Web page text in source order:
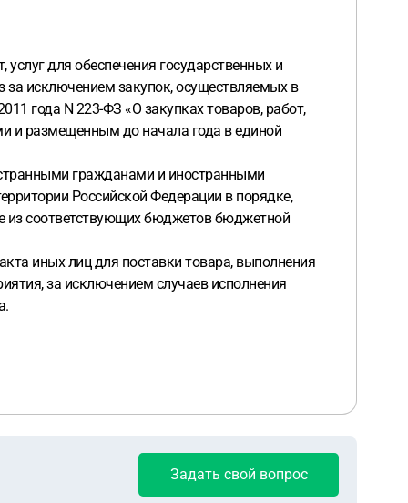
для обеспечения государственных и
за исключением закупок, осуществляемых в
года N 223-ФЗ «О закупках товаров, работ,
и размещенным до начала года в единой
гражданами и иностранными
Российской Федерации в порядке,
из соответствующих бюджетов бюджетной
иных лиц для поставки товара, выполнения
за исключением случаев исполнения
Задать свой вопрос